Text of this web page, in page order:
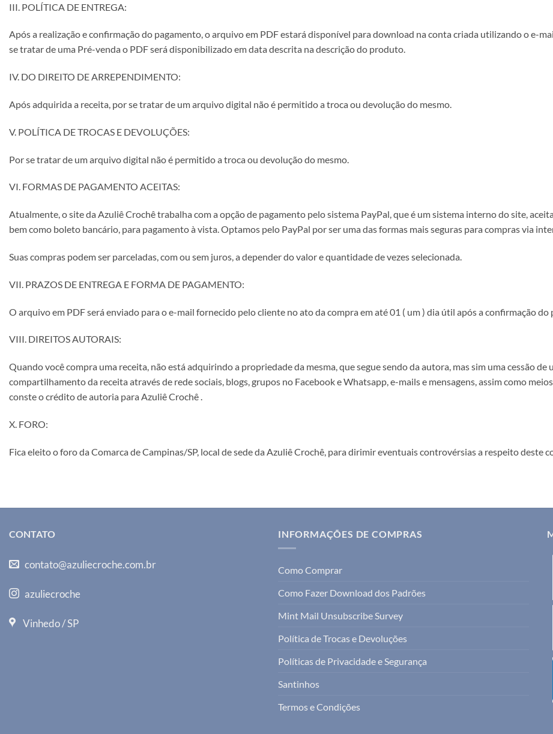
III. POLÍTICA DE ENTREGA:
Após a realização e confirmação do pagamento, o arquivo em PDF estará disponível para download na conta criada utilizando o e-
se tratar de uma Pré-venda o PDF será disponibilizado em data descrita na descrição do produto.
IV. DO DIREITO DE ARREPENDIMENTO:
Após adquirida a receita, por se tratar de um arquivo digital não é permitido a troca ou devolução do mesmo.
V. POLÍTICA DE TROCAS E DEVOLUÇÕES:
Por se tratar de um arquivo digital não é permitido a troca ou devolução do mesmo.
VI. FORMAS DE PAGAMENTO ACEITAS:
Atualmente, o site da Azuliê Crochê trabalha com a opção de pagamento pelo sistema PayPal, que é um sistema interno do site,
bem como boleto bancário, para pagamento à vista. Optamos pelo PayPal por ser uma das formas mais seguras para compras via
Suas compras podem ser parceladas, com ou sem juros, a depender do valor e quantidade de vezes selecionada.
VII. PRAZOS DE ENTREGA E FORMA DE PAGAMENTO:
O arquivo em PDF será enviado para o e-mail fornecido pelo cliente no ato da compra em até 01 ( um ) dia útil após a confirmação do
VIII. DIREITOS AUTORAIS:
Quando você compra uma receita, não está adquirindo a propriedade da mesma, que segue sendo da autora, mas sim uma cessão de
compartilhamento da receita através de rede sociais, blogs, grupos no Facebook e Whatsapp, e-mails e mensagens, assim como
conste o crédito de autoria para Azuliê Crochê .
X. FORO:
Fica eleito o foro da Comarca de Campinas/SP, local de sede da Azuliê Crochê, para dirimir eventuais controvérsias a respeito deste
CONTATO
contato@azuliecroche.com.br
azuliecroche
Vinhedo / SP
INFORMAÇÕES DE COMPRAS
Como Comprar
Como Fazer Download dos Padrões
Mint Mail Unsubscribe Survey
Política de Trocas e Devoluções
Políticas de Privacidade e Segurança
Santinhos
Termos e Condições